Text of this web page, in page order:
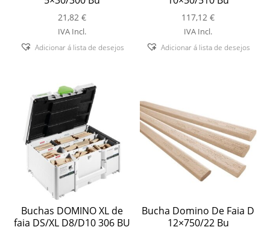
21,82 €
IVA Incl.
Adicionar á lista de desejos
117,12€
IVA Incl.
Adicionar á lista de desejos
Buchas DOMINO XL de
faia DS/XL D8/D10 306 BU
Bucha Domino De Faia D
12×750/22 Bu